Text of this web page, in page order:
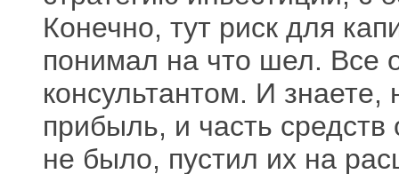
Конечно, тут риск для
понимал на что шел. Все
консультантом. И
прибыль, и часть
не было, пустил их на